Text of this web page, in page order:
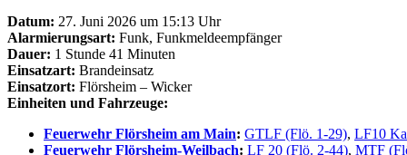
Datum: 27. Juni 2026 um 15:13 Uhr
Alarmierungsart: Funk, Funkmeldeempfänger
Dauer: 1 Stunde 41 Minuten
Einsatzart: Brandeinsatz
Einsatzort: Flörsheim – Wicker
Einheiten und Fahrzeuge:
Feuerwehr Flörsheim am Main: GTLF (Flö. 1-29), LF10
Feuerwehr Flörsheim-Weilbach: LF 20 (Flö. 2-44), MTF